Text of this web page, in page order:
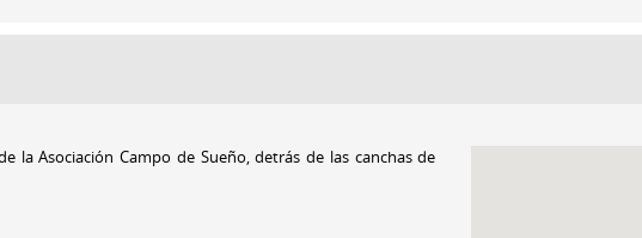
la Asociación Campo de Sueño, detrás de las canchas de